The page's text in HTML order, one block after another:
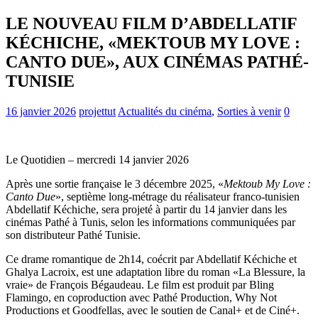
LE NOUVEAU FILM D’ABDELLATIF
KÉCHICHE, «MEKTOUB MY LOVE :
CANTO DUE», AUX CINÉMAS PATHÉ-
TUNISIE
16 janvier 2026 projettut Actualités du cinéma, Sorties à venir 0
Le Quotidien – mercredi 14 janvier 2026
Après une sortie française le 3 décembre 2025, «Mektoub My Love :
Canto Due», septième long-métrage du réalisateur franco-tunisien
Abdellatif Kéchiche, sera projeté à partir du 14 janvier dans les
cinémas Pathé à Tunis, selon les informations communiquées par
son distributeur Pathé Tunisie.
Ce drame romantique de 2h14, coécrit par Abdellatif Kéchiche et
Ghalya Lacroix, est une adaptation libre du roman «La Blessure, la
vraie» de François Bégaudeau. Le film est produit par Bling
Flamingo, en coproduction avec Pathé Production, Why Not
Productions et Goodfellas, avec le soutien de Canal+ et de Ciné+.